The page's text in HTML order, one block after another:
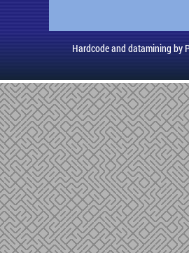
Hardcode and datamining by